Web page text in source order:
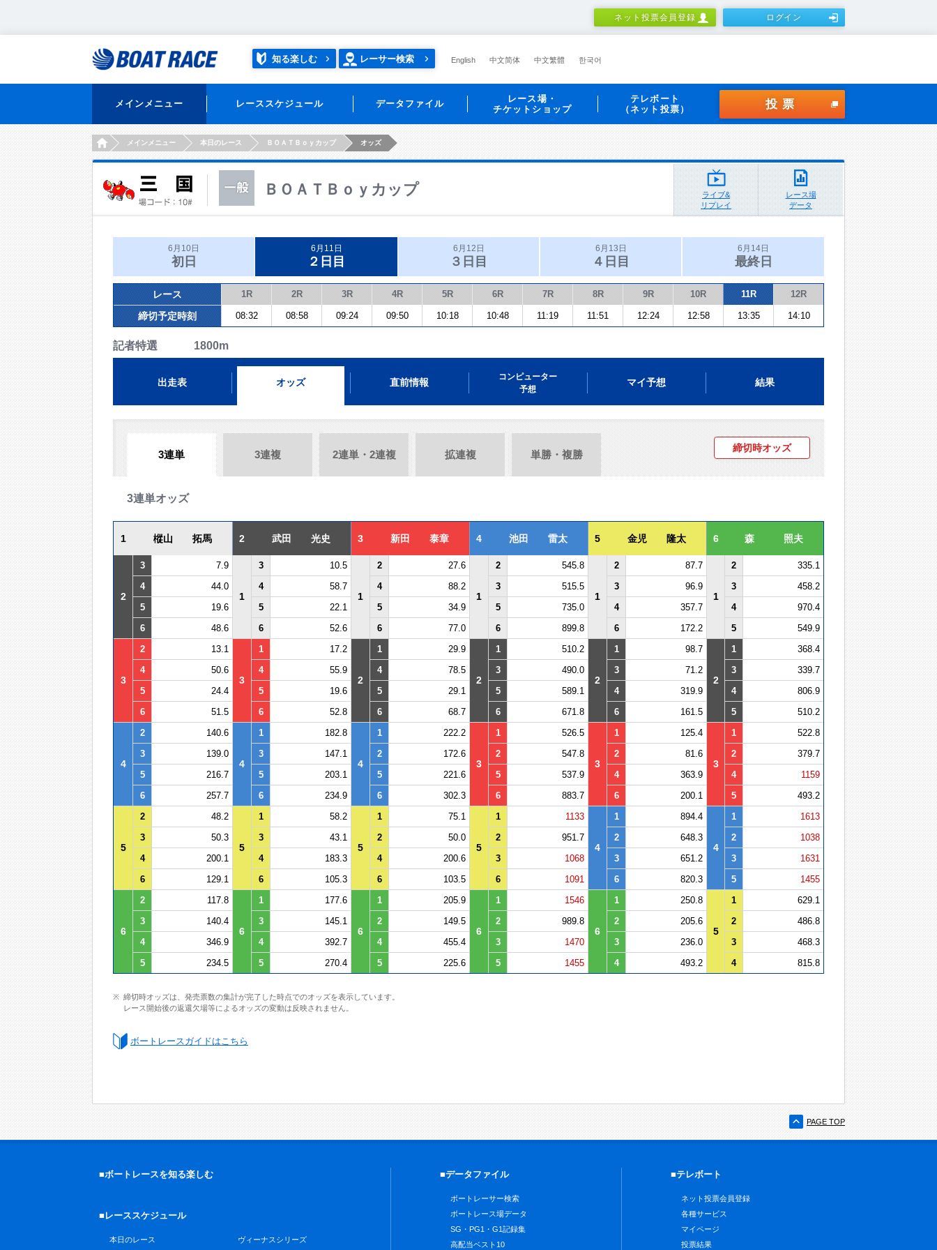
ネット投票会員登録 ログイン
知る楽しむ レーサー検索 English 中文简体 中文繁體 한국어
メインメニュー レーススケジュール データファイル
レース場・
チケットショップ
テレボート
（ネット投票）
投票
HOMEメインメニュー 本日のレース ＢＯＡＴＢｏｙカップ オッズ
ＢＯＡＴＢｏｙカップ
ライブ&
リプレイ
レース場
データ
6月10日
初日
6月11日
２日目
6月12日
３日目
6月13日
４日目
6月14日
最終日
レース 1R 2R 3R 4R 5R 6R 7R 8R 9R 10R 11R 12R
締切予定時刻 08:32 08:58 09:24 09:50 10:18 10:48 11:19 11:51 12:24 12:58 13:35 14:10
記者特選 1800m
出走表 オッズ 直前情報
コンピューター
予想
マイ予想 結果
3連単 3連複 2連単・2連複 拡連複 単勝・複勝
締切時オッズ
3連単オッズ
1 樅山 拓馬 2 武田 光史 3 新田 泰章 4 池田 雷太 5 金児 隆太 6 森 照夫
2
3 7.9
1
3 10.5
1
2 27.6
1
2 545.8
1
2 87.7
1
2
335.1
4
44.0 4 58.7 4 88.2 3 515.5 3 96.9 3
458.2
5
19.6 5 22.1 5 34.9 5 735.0 4 357.7 4
970.4
6
48.6 6 52.6 6 77.0 6 899.8 6 172.2 5 549.9
3
2 13.1
3
1 17.2
2
1 29.9
2
1 510.2
2
1 98.7
2
1
368.4
4
50.6 4 55.9 4 78.5 3 490.0 3 71.2 3
339.7
5
24.4 5 19.6 5 29.1 5 589.1 4 319.9 4
806.9
6
51.5 6 52.8 6 68.7 6 671.8 6 161.5 5 510.2
4
2 140.6
4
1 182.8
4
1 222.2
3
1 526.5
3
1 125.4
3
1
522.8
3
139.0 3 147.1 2 172.6 2 547.8 2 81.6 2
379.7
5
216.7 5 203.1 5 221.6 5 537.9 4 363.9 4
1159
6
257.7 6 234.9 6 302.3 6 883.7 6 200.1 5 493.2
5
2 48.2
5
1 58.2
5
1 75.1
5
1 1133
4
1 894.4
4
1
1613
3
50.3 3 43.1 2 50.0 2 951.7 2 648.3 2
1038
4
200.1 4 183.3 4 200.6 3 1068 3 651.2 3
1631
6
129.1 6 105.3 6 103.5 6 1091 6 820.3 5 1455
6
2 117.8
6
1 177.6
6
1 205.9
6
1 1546
6
1 250.8
5
1
629.1
3
140.4 3 145.1 2 149.5 2 989.8 2 205.6 2
486.8
4
346.9 4 392.7 4 455.4 3 1470 3 236.0 3
468.3
5
234.5 5 270.4 5 225.6 5 1455 4 493.2 4 815.8
締切時オッズは、発売票数の集計が完了した時点でのオッズを表示しています。
レース開始後の返還欠場等によるオッズの変動は反映されません。
ボートレースガイドはこちら
PAGE TOP
■ボートレースを知る楽しむ
■レーススケジュール
本日のレース ヴィーナスシリーズ
■データファイル
ボートレーサー検索
ボートレース場データ
SG・PG1・G1記録集
高配当ベスト10
■テレボート
ネット投票会員登録
各種サービス
マイページ
投票結果